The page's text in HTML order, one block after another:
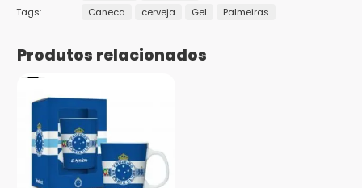
O seu endereço de e-mail não será publicado.
Sua avaliação*
12 de
3 de 5
4 de 5
5 de 5
Sua avaliação sobre o produto
Tags:
Caneca cerveja Gel Palmeiras
Produtos relacionados